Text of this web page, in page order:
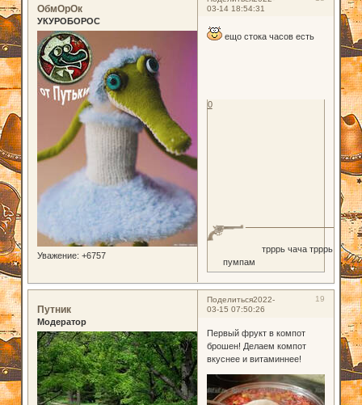
03-14 18:54:31
ОбмОрОк
УКУРОБОРОС
Уважение: +6757
ещо стока часов есть
трррь чача трррь
пумпам
0
Поделиться 19
2022-
03-15 07:50:26
Путник
Модератор
Первый фрукт в компот
брошен! Делаем компот
вкуснее и витаминнее!